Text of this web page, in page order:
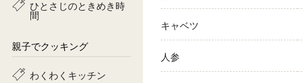
キャベツ
人参
ひとさじのときめき時
間
親子でクッキング
わくわくキッチン